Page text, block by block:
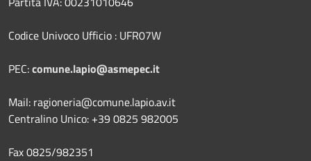
Codice Univoco Ufficio : UFR07W
PEC:comune.lapio@asmepec.it
Mail: ragioneria@comune.lapio.av.it
Centralino Unico: +39 0825 982005
Fax 0825/982351